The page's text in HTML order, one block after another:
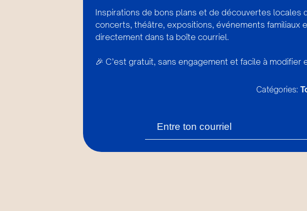
Inspirations de bons plans et de découvertes
concerts, théâtre, expositions, événements
directement dans ta boîte courriel.
🎉 C’est gratuit, sans engagement et facile à modifier
Catégories: